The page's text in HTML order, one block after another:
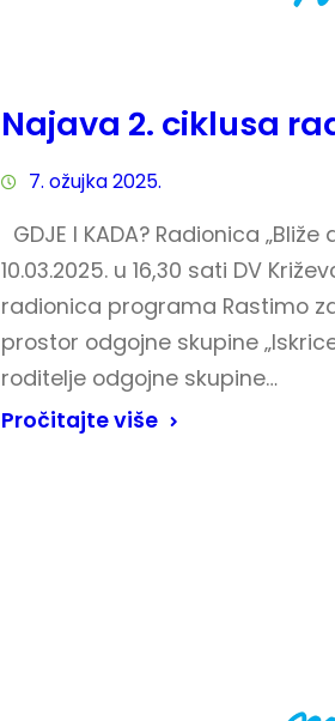
Najava 2. ciklusa
7. ožujka 2025.
GDJE I KADA? Radionica
10.03.2025. u 16,30 sati DV
radionica programa Rastimo
prostor odgojne skupine
roditelje odgojne skupine…
Pročitajte više